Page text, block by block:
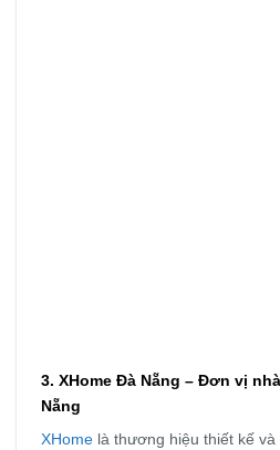
3. XHome Đà Nẵng – Đơn vị
Nẵng
XHomelà thương hiệu thiết kế và